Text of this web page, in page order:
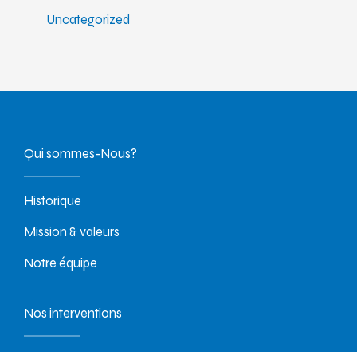
Uncategorized
Qui sommes-Nous?
Historique
Mission & valeurs
Notre équipe
Nos interventions